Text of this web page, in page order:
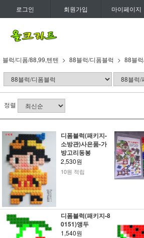
로그인 회원가입 마이페이지
블럭/디폼/88,99,텐텐 88블럭/디폼블럭 88블
정렬
디폼블럭(패키지-
소방관)사은품-가
방고리동봉
2,530원
10원 적립
디폼블럭(패키지-8
0151)앵두
1,540원